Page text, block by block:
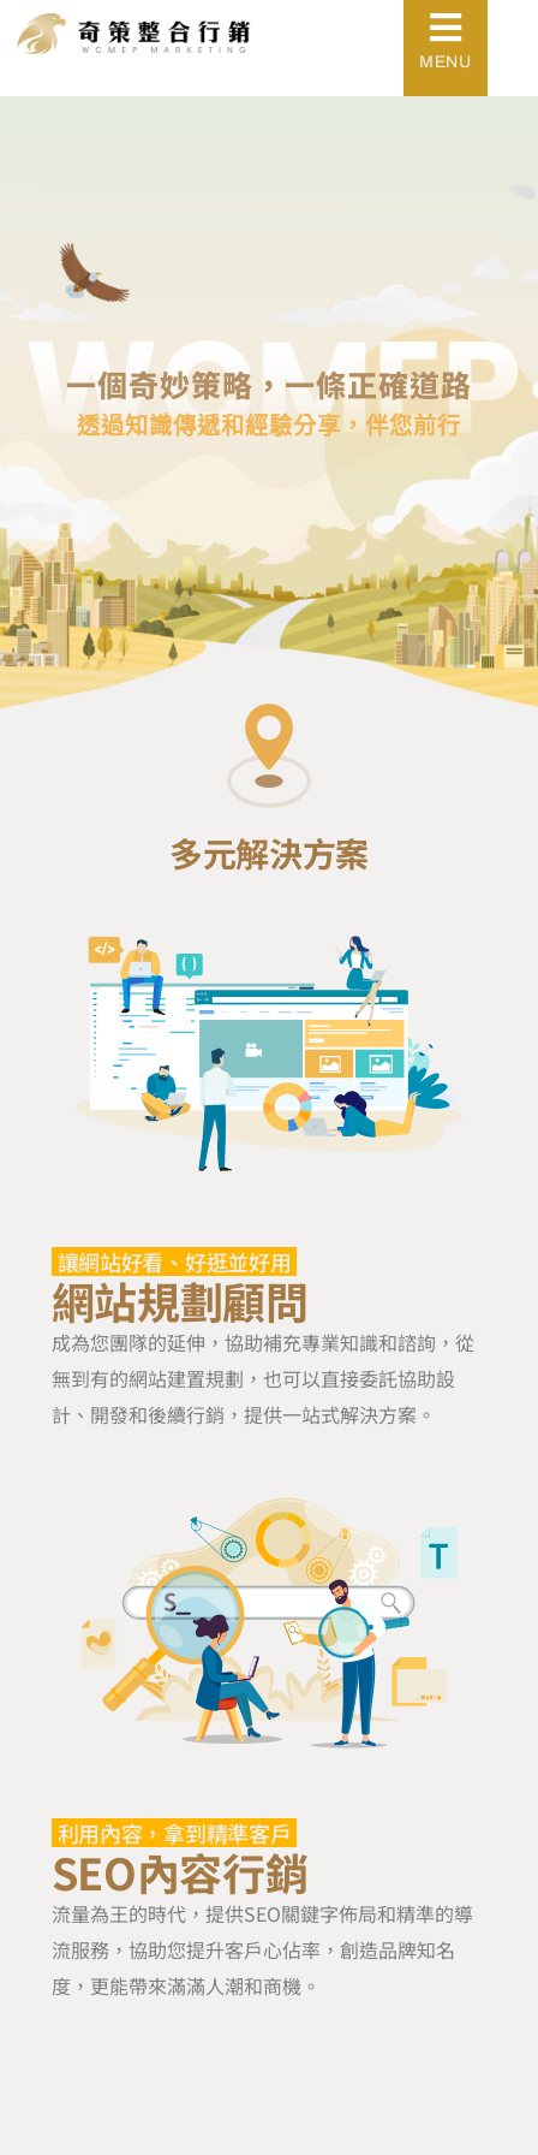
MENU
一個奇妙策略，一條正確道路
透過知識傳遞和經驗分享，伴您前行
多元解決方案
讓網站好看、好逛並好用
網站規劃顧問
成為您團隊的延伸，協助補充專業知識和諮詢，從
無到有的網站建置規劃，也可以直接委託協助設
計、開發和後續行銷，提供一站式解決方案。
利用內容，拿到精準客戶
SEO內容行銷
流量為王的時代，提供SEO關鍵字佈局和精準的導
流服務，協助您提升客戶心佔率，創造品牌知名
度，更能帶來滿滿人潮和商機。